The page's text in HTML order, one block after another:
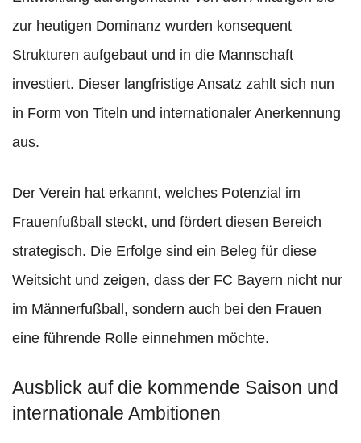
zur heutigen Dominanz wurden konsequent
Strukturen aufgebaut und in die Mannschaft
investiert. Dieser langfristige Ansatz zahlt sich nun
in Form von Titeln und internationaler Anerkennung
aus.
Der Verein hat erkannt, welches Potenzial im
Frauenfußball steckt, und fördert diesen Bereich
strategisch. Die Erfolge sind ein Beleg für diese
Weitsicht und zeigen, dass der FC Bayern nicht nur
im Männerfußball, sondern auch bei den Frauen
eine führende Rolle einnehmen möchte.
Ausblick auf die kommende Saison und
internationale Ambitionen